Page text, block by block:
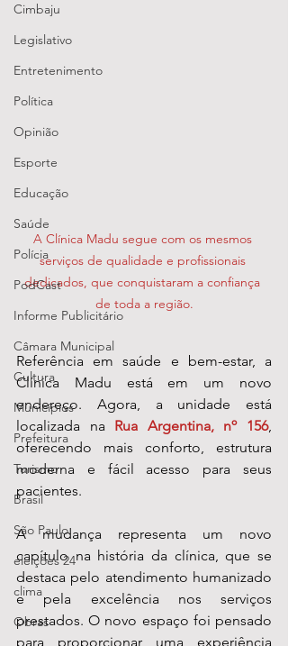
Cimbaju
Legislativo
Entretenimento
Política
Opinião
Esporte
Educação
Saúde
Polícia
PodCast
Informe Publicitário
Câmara Municipal
Cultura
Municípios
Prefeitura
Turismo
Brasil
São Paulo
eleições 24
clima
Obras
A Clínica Madu segue com os mesmos
serviços de qualidade e profissionais
dedicados, que conquistaram a confiança
de toda a região.
Referência em saúde e bem-estar, a
Clínica Madu está em um novo
endereço. Agora, a unidade está
localizada na Rua Argentina, nº 156,
oferecendo mais conforto, estrutura
moderna e fácil acesso para seus
pacientes.
A mudança representa um novo
capítulo na história da clínica, que se
destaca pelo atendimento humanizado
e pela excelência nos serviços
prestados. O novo espaço foi pensado
para proporcionar uma experiência